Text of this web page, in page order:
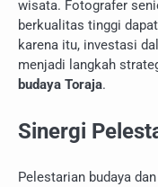
wisata. Fotografer
berkualitas tinggi
karena itu, investasi
menjadi langkah
budaya Toraja.
Sinergi
Pelestarian budaya